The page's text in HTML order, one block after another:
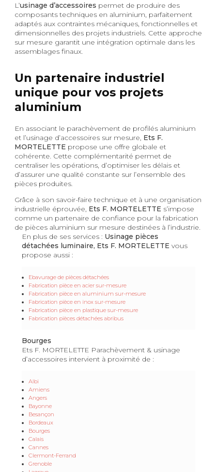
L’usinage d’accessoires permet de produire des
composants techniques en aluminium, parfaitement
adaptés aux contraintes mécaniques, fonctionnelles et
dimensionnelles des projets industriels. Cette approche
sur mesure garantit une intégration optimale dans les
assemblages finaux.
Un partenaire industriel
unique pour vos projets
aluminium
En associant le parachèvement de profilés aluminium
et l’usinage d’accessoires sur mesure, Ets F.
MORTELETTE propose une offre globale et
cohérente. Cette complémentarité permet de
centraliser les opérations, d’optimiser les délais et
d’assurer une qualité constante sur l’ensemble des
pièces produites.
Grâce à son savoir-faire technique et à une organisation
industrielle éprouvée, Ets F. MORTELETTE s’impose
comme un partenaire de confiance pour la fabrication
de pièces aluminium sur mesure destinées à l’industrie.
En plus de ses services : Usinage pièces
détachées luminaire, Ets F. MORTELETTE vous
propose aussi :
Ebavurage de pièces détachées
Fabrication pièce en acier sur-mesure
Fabrication pièce en aluminium sur-mesure
Fabrication pièce en inox sur-mesure
Fabrication pièce en plastique sur-mesure
Fabrication pièces détachées abribus
Bourges
Ets F. MORTELETTE Parachèvement & usinage
d’accessoires intervient à proximité de :
Albi
Amiens
Angers
Bayonne
Besançon
Bordeaux
Bourges
Calais
Cannes
Clermont-Ferrand
Grenoble